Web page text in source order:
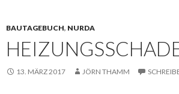
BAUTAGEBUCH, NURDA
13. MÄRZ 2017 JÖRN THAMM